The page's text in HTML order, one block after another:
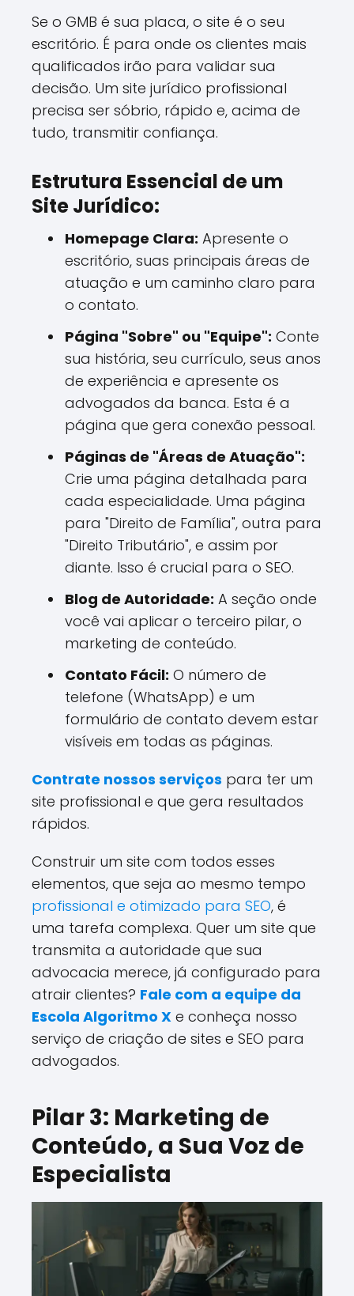
Se o GMB é sua placa, o site é o seu
escritório. É para onde os clientes mais
qualificados irão para validar sua
decisão. Um site jurídico profissional
precisa ser sóbrio, rápido e, acima de
tudo, transmitir confiança.
Estrutura Essencial de um
Site Jurídico:
Homepage Clara: Apresente o
escritório, suas principais áreas de
atuação e um caminho claro para
o contato.
Página "Sobre" ou "Equipe": Conte
sua história, seu currículo, seus anos
de experiência e apresente os
advogados da banca. Esta é a
página que gera conexão pessoal.
Páginas de "Áreas de Atuação":
Crie uma página detalhada para
cada especialidade. Uma página
para "Direito de Família", outra para
"Direito Tributário", e assim por
diante. Isso é crucial para o SEO.
Blog de Autoridade: A seção onde
você vai aplicar o terceiro pilar, o
marketing de conteúdo.
Contato Fácil: O número de
telefone (WhatsApp) e um
formulário de contato devem estar
visíveis em todas as páginas.
Contrate nossos serviços para ter um
site profissional e que gera resultados
rápidos.
Construir um site com todos esses
elementos, que seja ao mesmo tempo
profissional e otimizado para SEO, é
uma tarefa complexa. Quer um site que
transmita a autoridade que sua
advocacia merece, já configurado para
atrair clientes? Fale com a equipe da
Escola Algoritmo X e conheça nosso
serviço de criação de sites e SEO para
advogados.
Pilar 3: Marketing de
Conteúdo, a Sua Voz de
Especialista